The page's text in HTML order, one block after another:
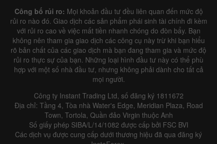
Công bố rủi ro: Mọi khoản đầu tư đều liên quan đến mức độ
rủi ro nào đó. Giao dịch các sản phẩm phái sinh tài chính đi kèm
với rủi ro cao về việc mất tiền nhanh chóng do đòn bẩy. Bạn
không nên tham gia giao dịch các công cụ này trừ khi bạn hiểu
rõ bản chất của các giao dịch mà bạn đang tham gia và mức độ
rủi ro thực sự của bạn. Những loại hình đầu tư này có thể phù
hợp với một số nhà đầu tư, nhưng không phải dành cho tất cả
mọi người.
Công ty Instant Trading Ltd, số đăng ký 1811672
Địa chỉ: Tầng 4, Tòa nhà Water's Edge, Meridian Plaza, Road
Town, Tortola, Quần đảo Virgin thuộc Anh
Số giấy phép SIBA/L/14/1082 được cấp bởi FSC BVI
Các dịch vụ được cung cấp dưới thương hiệu đã qua đăng ký